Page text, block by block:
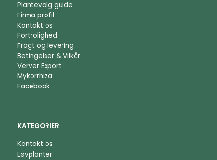
Plantevalg guide
Firma profil
Kontakt os
Fortrolighed
Fragt og levering
Betingelser & Vilkår
Verver Export
Mykorrhiza
Facebook
KATEGORIER
Kontakt os
Løvplanter